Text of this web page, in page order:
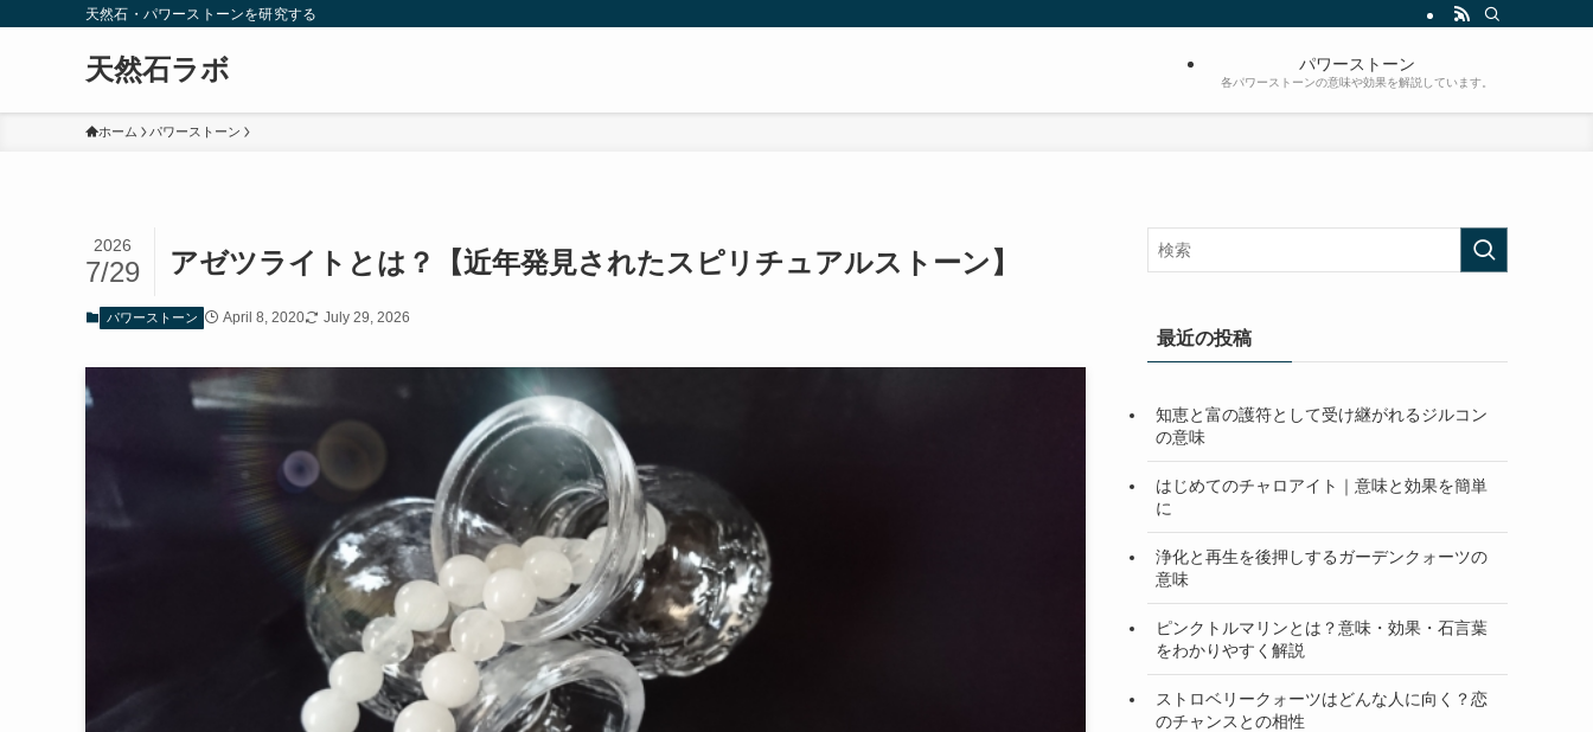
天然石・パワーストーンを研究する
天然石ラボ パワーストーン
各パワーストーンの意味や効果を解説しています。
ホーム パワーストーン
アゼツライトとは？【近年発見されたスピリチュアルストーン】
2026
7/29
パワーストーン April 8, 2020 July 29, 2026
最近の投稿
知恵と富の護符として受け継がれるジルコン
の意味
はじめてのチャロアイト｜意味と効果を簡単
に
浄化と再生を後押しするガーデンクォーツの
意味
ピンクトルマリンとは？意味・効果・石言葉
をわかりやすく解説
ストロベリークォーツはどんな人に向く？恋
のチャンスとの相性